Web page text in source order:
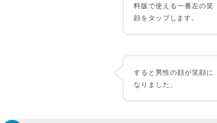
料版で使える一番左の笑
顔をタップします。
すると男性の顔が笑顔に
なりました。